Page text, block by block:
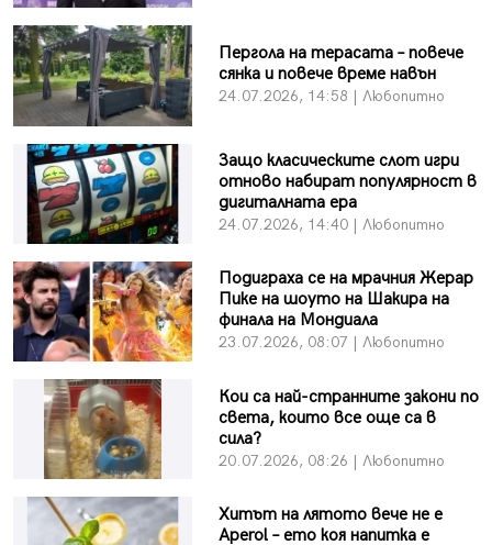
Пергола на терасата – повече
сянка и повече време навън
24.07.2026, 14:58 | Любопитно
Защо класическите слот игри
отново набират популярност в
дигиталната ера
24.07.2026, 14:40 | Любопитно
Подиграха се на мрачния Жерар
Пике на шоуто на Шакира на
финала на Мондиала
23.07.2026, 08:07 | Любопитно
Кои са най-странните закони по
света, които все още са в
сила?
20.07.2026, 08:26 | Любопитно
Хитът на лятото вече не е
Aperol – ето коя напитка е